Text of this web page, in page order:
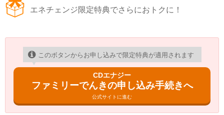
エネチェンジ限定特典でさらにおトクに！
このボタンからお申し込みで限定特典が適用されます
CDエナジー
ファミリーでんきの申し込み手続きへ
公式サイトに進む